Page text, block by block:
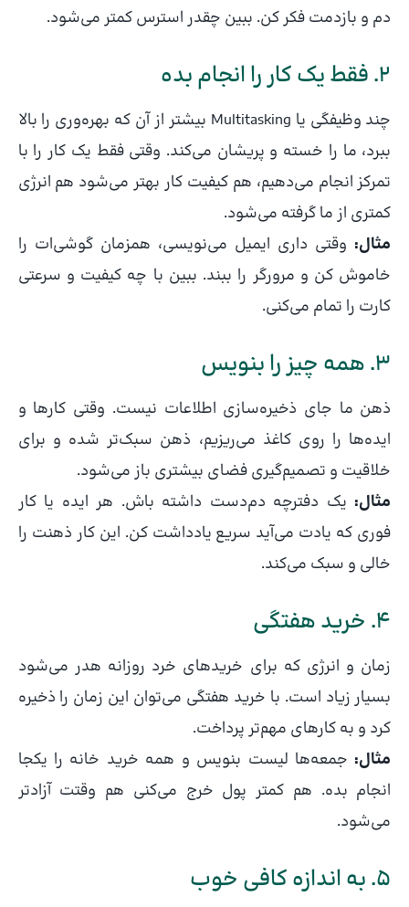
دم و بازدمت فکر کن. ببین چقدر استرس کمتر می‌شود.
2. فقط یک کار را انجام بده
چند وظیفگی یا Multitasking بیشتر از آن که بهره‌وری را بالا
ببرد، ما را خسته و پریشان می‌کند. وقتی فقط یک کار را با
تمرکز انجام می‌دهیم، هم کیفیت کار بهتر می‌شود هم انرژی
کمتری از ما گرفته می‌شود.
مثال: وقتی داری ایمیل می‌نویسی، همزمان گوشی‌ات را
خاموش کن و مرورگر را ببند. ببین با چه کیفیت و سرعتی
کارت را تمام می‌کنی.
3. همه چیز را بنویس
ذهن ما جای ذخیره‌سازی اطلاعات نیست. وقتی کارها و
ایده‌ها را روی کاغذ می‌ریزیم، ذهن سبک‌تر شده و برای
خلاقیت و تصمیم‌گیری فضای بیشتری باز می‌شود.
مثال: یک دفترچه دم‌دست داشته باش. هر ایده یا کار
فوری که یادت می‌آید سریع یادداشت کن. این کار ذهنت را
خالی و سبک می‌کند.
4. خرید هفتگی
زمان و انرژی که برای خریدهای خرد روزانه هدر می‌شود
بسیار زیاد است. با خرید هفتگی می‌توان این زمان را ذخیره
کرد و به کارهای مهم‌تر پرداخت.
مثال: جمعه‌ها لیست بنویس و همه خرید خانه را یکجا
انجام بده. هم کمتر پول خرج می‌کنی هم وقتت آزادتر
می‌شود.
5. به اندازه کافی خوب